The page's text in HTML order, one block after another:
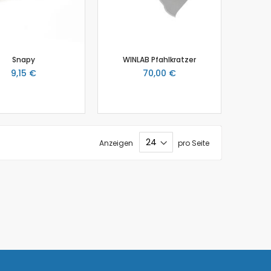
Snapy
9,15 €
WINLAB Pfahlkratzer
70,00 €
Anzeigen pro Seite